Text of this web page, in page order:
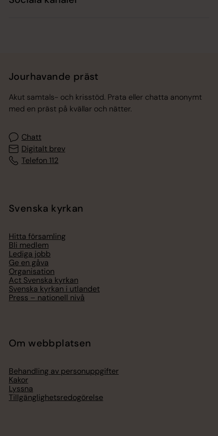
Jourhavande präst
Akut samtals- och krisstöd. Prata eller chatta anonymt
med en präst på kvällar och nätter.
Chatt
Digitalt brev
Telefon 112
Svenska kyrkan
Hitta församling
Bli medlem
Lediga jobb
Ge en gåva
Organisation
Act Svenska kyrkan
Svenska kyrkan i utlandet
Press – nationell nivå
Om webbplatsen
Behandling av personuppgifter
Kakor
Lyssna
Tillgänglighetsredogörelse